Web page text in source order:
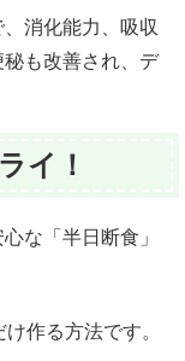
消化能力、吸収
も改善され、デ
イ！
な「半日断食」
作る方法です。